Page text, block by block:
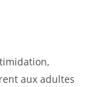
aux adultes